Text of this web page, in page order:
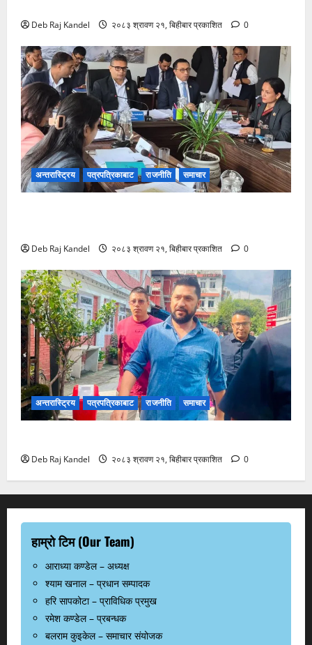
Deb Raj Kandel २०८३ श्रावण २१, बिहीबार प्रकाशित 0
अन्तरास्ट्रिय पत्रपत्रिकाबाट राजनीति समाचार
Deb Raj Kandel २०८३ श्रावण २१, बिहीबार प्रकाशित 0
अन्तरास्ट्रिय पत्रपत्रिकाबाट राजनीति समाचार
Deb Raj Kandel २०८३ श्रावण २१, बिहीबार प्रकाशित 0
हाम्रो टिम (Our Team)
आराध्या कण्डेल – अध्यक्ष
श्याम खनाल – प्रधान सम्पादक
हरि सापकोटा – प्राविधिक प्रमुख
रमेश कण्डेल – प्रबन्धक
बलराम कुइकेल – समाचार संयोजक